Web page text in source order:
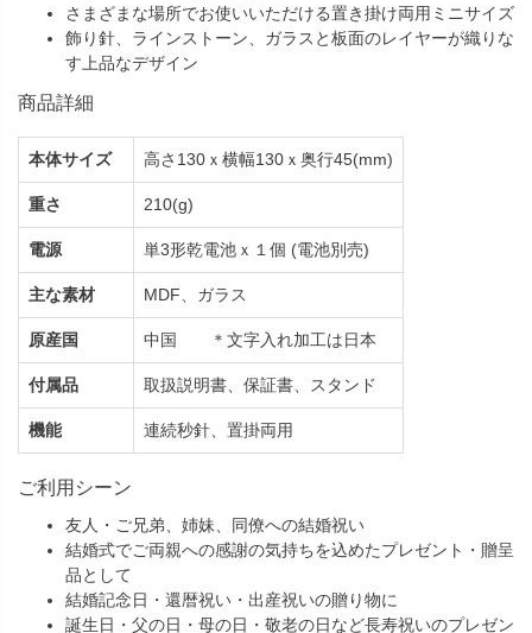
さまざまな場所でお使いいただける置き掛け両用ミニサイズ
飾り針、ラインストーン、ガラスと板面のレイヤーが織りな
す上品なデザイン
商品詳細
本体サイズ 高さ130ｘ横幅130ｘ奥行45(mm)
重さ 210(g)
電源 単3形乾電池ｘ１個 (電池別売)
主な素材 MDF、ガラス
原産国 中国 ＊文字入れ加工は日本
付属品 取扱説明書、保証書、スタンド
機能 連続秒針、置掛両用
ご利用シーン
友人・ご兄弟、姉妹、同僚への結婚祝い
結婚式でご両親への感謝の気持ちを込めたプレゼント・贈呈
品として
結婚記念日・還暦祝い・出産祝いの贈り物に
誕生日・父の日・母の日・敬老の日など長寿祝いのプレゼン